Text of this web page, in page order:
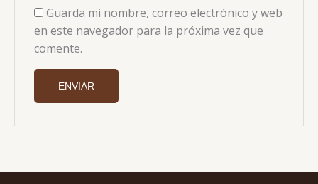
Guarda mi nombre, correo electrónico y web
en este navegador para la próxima vez que
comente.